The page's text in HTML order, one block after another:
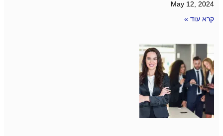
May 12, 2024
קרא עוד »